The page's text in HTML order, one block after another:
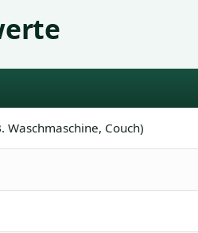
Waschmaschine, Couch)